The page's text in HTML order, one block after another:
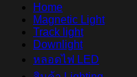
Home
Magnetic Light
Track light
Downlight
หลอดไฟ LED